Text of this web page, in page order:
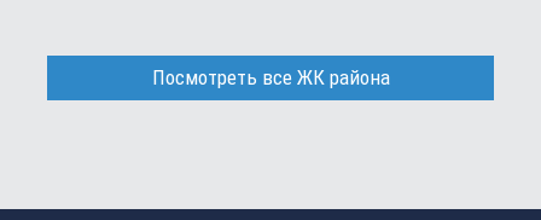
Посмотреть все ЖК района